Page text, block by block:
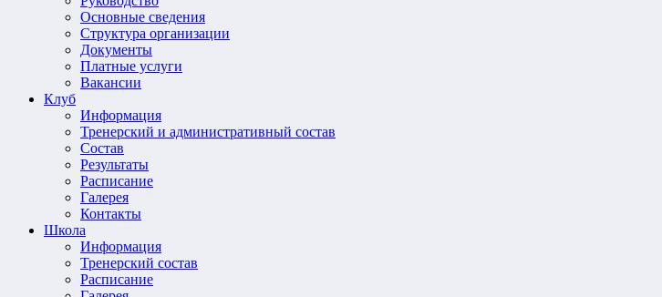
Основные сведения
Структура организации
Документы
Платные услуги
Вакансии
Клуб
Информация
Тренерский и административный состав
Состав
Результаты
Расписание
Галерея
Контакты
Школа
Информация
Тренерский состав
Расписание